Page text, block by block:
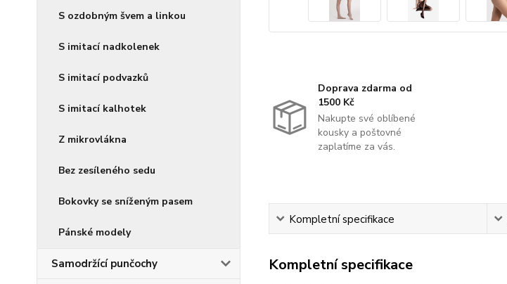
S ozdobným švem a linkou
S imitací nadkolenek
S imitací podvazků
S imitací kalhotek
Z mikrovlákna
Bez zesíleného sedu
Bokovky se sníženým pasem
Pánské modely
Samodržící punčochy
Doprava zdarma od
1500 Kč
Nakupte své oblíbené
kousky a poštovné
zaplatíme za vás.
Kompletní specifikace
Kompletní specifikace